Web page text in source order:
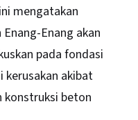
mengatakan
Enang akan
pada fondasi
akibat
konstruksi beton